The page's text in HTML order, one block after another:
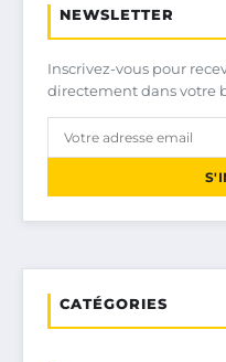
NEWSLETTER
Inscrivez-vous pour
directement dans votre
CATÉGORIES